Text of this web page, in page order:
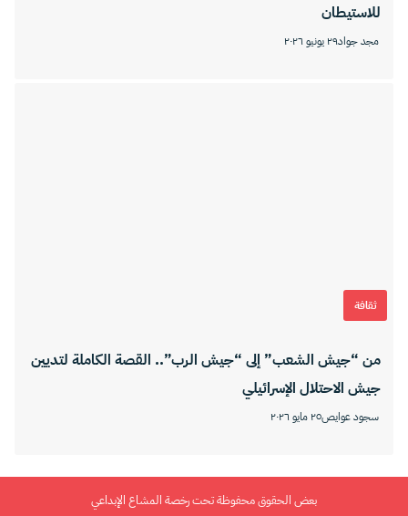
للاستيطان
مجد جواد٢٩ يونيو ٢٠٢٦
ثقافة
من “جيش الشعب” إلى “جيش الرب”.. القصة الكاملة لتديين
جيش الاحتلال الإسرائيلي
سجود عوايص٢٥ مايو ٢٠٢٦
بعض الحقوق محفوظة تحت رخصة المشاع الإبداعي